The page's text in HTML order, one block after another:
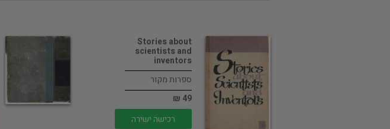
Stories about
scientists and
inventors
ספרות מקור
49 ₪
רכישה ישירה